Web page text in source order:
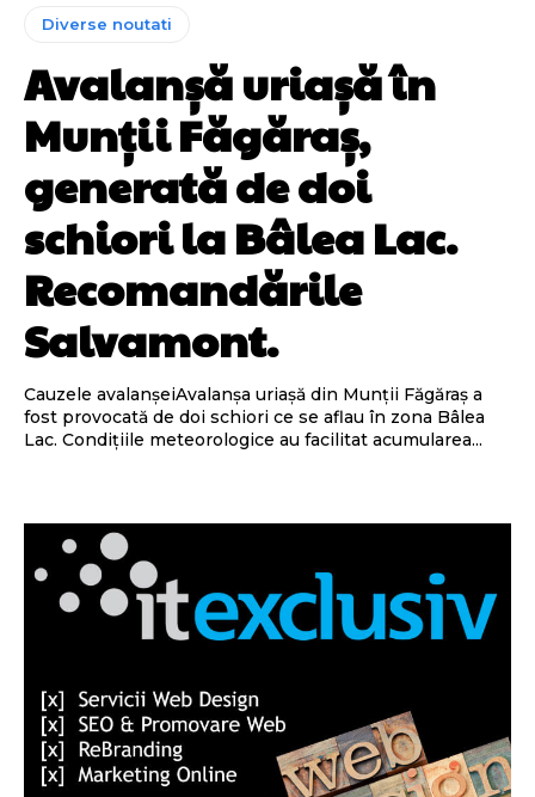
Diverse noutati
Avalanșă uriașă în
Munții Făgăraș,
generată de doi
schiori la Bâlea Lac.
Recomandările
Salvamont.
Cauzele avalanșeiAvalanșa uriașă din Munții Făgăraș a
fost provocată de doi schiori ce se aflau în zona Bâlea
Lac. Condițiile meteorologice au facilitat acumularea...